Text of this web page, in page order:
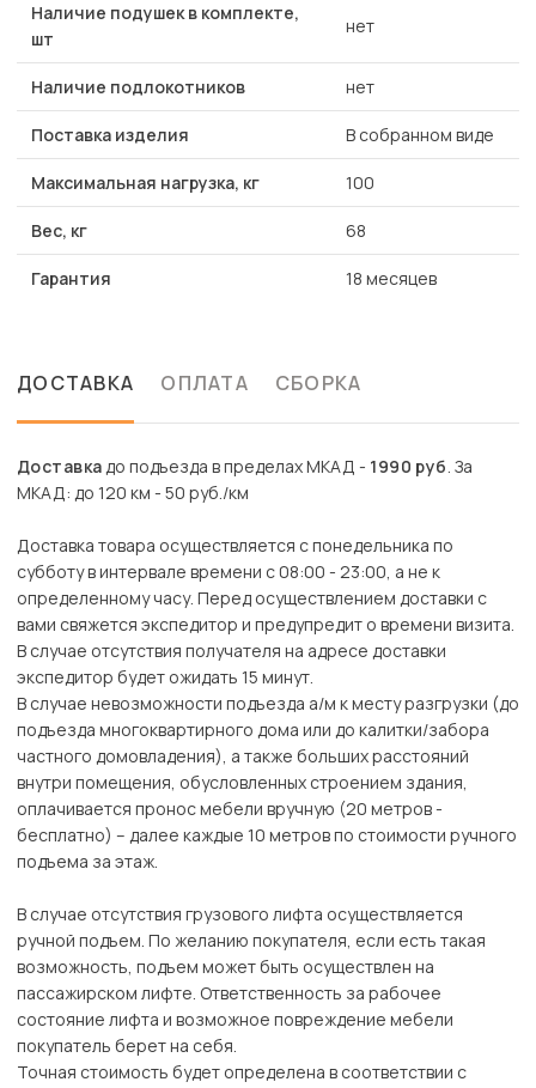
Наличие подушек в комплекте,
шт
нет
Наличие подлокотников нет
Поставка изделия В собранном виде
Максимальная нагрузка, кг 100
Вес, кг 68
Гарантия 18 месяцев
ДОСТАВКА ОПЛАТА СБОРКА
Доставкадо подъезда в пределах МКАД - 1990 руб. За
МКАД: до 120 км - 50 руб./км
Доставка товара осуществляется с понедельника по
субботу в интервале времени с 08:00 - 23:00, а не к
определенному часу. Перед осуществлением доставки с
вами свяжется экспедитор и предупредит о времени визита.
В случае отсутствия получателя на адресе доставки
экспедитор будет ожидать 15 минут.
В случае невозможности подъезда а/м к месту разгрузки (до
подъезда многоквартирного дома или до калитки/забора
частного домовладения), а также больших расстояний
внутри помещения, обусловленных строением здания,
оплачивается пронос мебели вручную (20 метров -
бесплатно) – далее каждые 10 метров по стоимости ручного
подъема за этаж.
В случае отсутствия грузового лифта осуществляется
ручной подъем. По желанию покупателя, если есть такая
возможность, подъем может быть осуществлен на
пассажирском лифте. Ответственность за рабочее
состояние лифта и возможное повреждение мебели
покупатель берет на себя.
Точная стоимость будет определена в соответствии с